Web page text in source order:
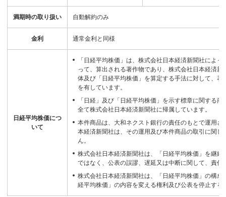
満期時の取り扱い 自動解約のみ
金利 通常金利と同様
日経平均株価につ
いて
「日経平均株価」は、株式会社日本経済新聞社によ
って、算出される著作物であり、株式会社日本経済
体及び「日経平均株価」を算定する手法に対して、著
を有しています。
「日経」及び「日経平均株価」を示す標章に関する
全て株式会社日本経済新聞社に帰属しています。
本件商品は、大和ネクスト銀行の責任のもとで運用さ
本経済新聞社は、その運用及び本件商品の取引に関し
ん。
株式会社日本経済新聞社は、「日経平均株価」を継続
ではなく、公表の誤謬、遅延又は中断に関して、責任
株式会社日本経済新聞社は、「日経平均株価」の構成
経平均株価」の内容を変える権利及び公表を停止する